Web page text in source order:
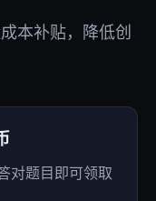
本补贴，降低创
对题目即可领取